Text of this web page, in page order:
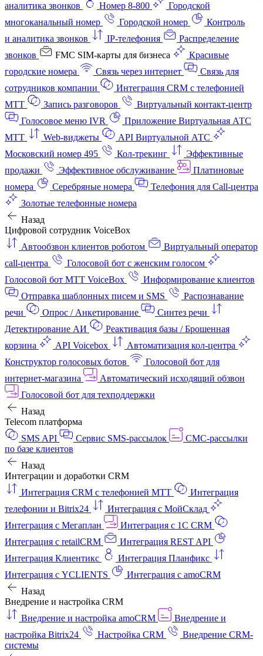
аналитика звонков
Номер 8-800
Городской
многоканальный номер
Городской номер
Контроль
и аналитика звонков
IP-телефония
Распределение
звонков
FMC SIM-карты для бизнеса
Красивые
городские номера
Связь через интернет
Связь для
сотрудников компании
Интеграция CRM с телефонией
МТТ
Запись разговоров
Виртуальный контакт‑центр
Голосовое меню IVR
Приложение Виртуальная АТС
МТТ
Web-виджеты
API Виртуальной АТС
Московский номер 495
Кол-трекинг
Эффективные
продажи
Эффективное обслуживание
Платиновые
номера
Серебряные номера
Телефония для Call-центра
Золотые телефонные номера
Назад
Цифровой сотрудник VoiceBox
Автообзвон клиентов роботом
Виртуальный оператор
call-центра
Голосовой бот с женским голосом
Голосовой бот МТТ VoiceBox
Информирование клиентов
Отправка шаблонных писем и SMS
Распознавание
речи
Опрос / Анкетирование
Синтез речи
Детектирование АИ
Реактивация базы / Брошенная
корзина
API Voicebox
Автоматизация кол‑центра
Конструктор голосовых ботов
Голосовой бот для
интернет‑магазина
Автоматический исходящий обзвон
Голосовой бот для техподдержки
Назад
Telecom платформа
SMS API
Сервис SMS-рассылок
СМС-рассылки
по базе клиентов
Назад
Интеграции и доработки CRM
Интеграция CRM с телефонией МТТ
Интеграция
телефонии и Bitrix24
Интеграция с МойСклад
Интеграция с Мегаплан
Интеграция с 1C CRM
Интеграция с retailCRM
Интеграция REST API
Интеграция Клиентикс
Интеграция Планфикс
Интеграция с YCLIENTS
Интеграция с amoCRM
Назад
Внедрение и настройка CRM
Внедрение и настройка amoCRM
Внедрение и
настройка Bitrix24
Настройка CRM
Внедрение CRM-
системы